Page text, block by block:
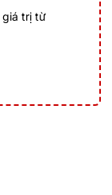
giá trị từ